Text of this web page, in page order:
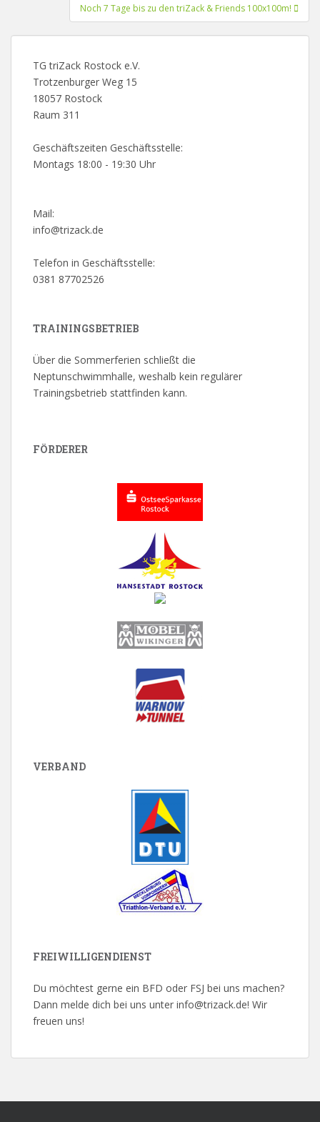
Noch 7 Tage bis zu den triZack & Friends 100x100m!
TG triZack Rostock e.V.
Trotzenburger Weg 15
18057 Rostock
Raum 311
Geschäftszeiten Geschäftsstelle:
Montags 18:00 - 19:30 Uhr
Mail:
info@trizack.de
Telefon in Geschäftsstelle:
0381 87702526
TRAININGSBETRIEB
Über die Sommerferien schließt die
Neptunschwimmhalle, weshalb kein regulärer
Trainingsbetrieb stattfinden kann.
FÖRDERER
VERBAND
FREIWILLIGENDIENST
Du möchtest gerne ein BFD oder FSJ bei uns machen?
Dann melde dich bei uns unter info@trizack.de! Wir
freuen uns!